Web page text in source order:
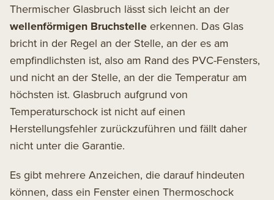
Thermischer Glasbruch lässt sich leicht an der
wellenförmigen Bruchstelle erkennen. Das Glas
bricht in der Regel an der Stelle, an der es am
empfindlichsten ist, also am Rand des PVC-Fensters,
und nicht an der Stelle, an der die Temperatur am
höchsten ist. Glasbruch aufgrund von
Temperaturschock ist nicht auf einen
Herstellungsfehler zurückzuführen und fällt daher
nicht unter die Garantie.
Es gibt mehrere Anzeichen, die darauf hindeuten
können, dass ein Fenster einen Thermoschock